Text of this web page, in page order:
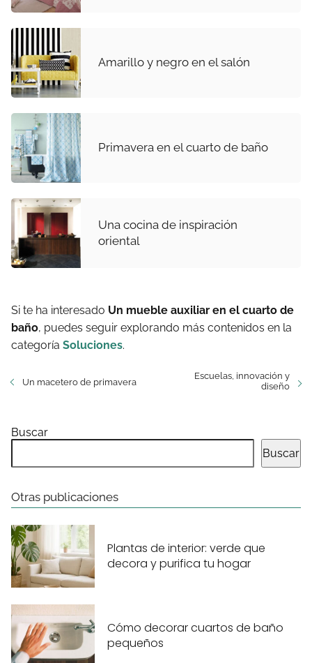
Amarillo y negro en el salón
Primavera en el cuarto de baño
Una cocina de inspiración
oriental
Si te ha interesado Un mueble auxiliar en el cuarto de
baño, puedes seguir explorando más contenidos en la
categoría Soluciones.
Un macetero de primavera
Escuelas, innovación y
diseño
Buscar
Buscar
Otras publicaciones
Plantas de interior: verde que
decora y purifica tu hogar
Cómo decorar cuartos de baño
pequeños